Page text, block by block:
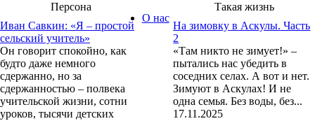
Персона
Иван Савкин: «Я – простой
сельский учитель»
Он говорит спокойно, как
будто даже немного
сдержанно, но за
сдержанностью – полвека
учительской жизни, сотни
уроков, тысячи детских
Такая жизнь
На зимовку в Аскулы. Часть
2
«Там никто не зимует!» –
пытались нас убедить в
соседних селах. А вот и нет.
Зимуют в Аскулах! И не
одна семья. Без воды, без...
17.11.2025
О нас